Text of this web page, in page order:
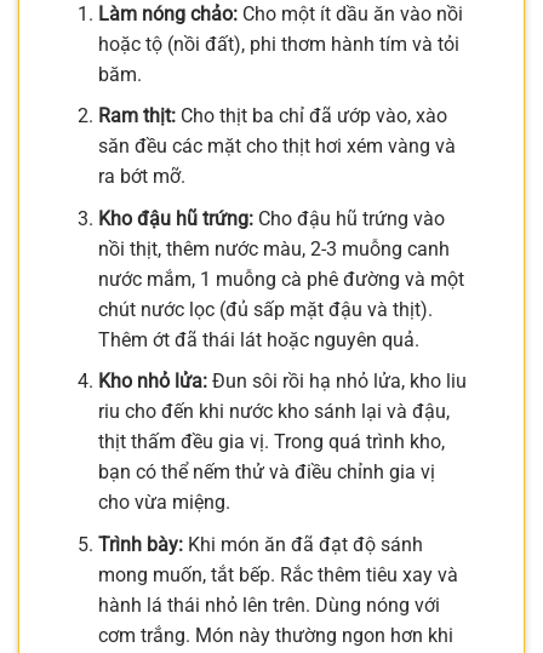
Làm nóng chảo:Cho một ít dầu ăn vào nồi
hoặc tộ (nồi đất), phi thơm hành tím và tỏi
băm.
Ram thịt:Cho thịt ba chỉ đã ướp vào, xào
săn đều các mặt cho thịt hơi xém vàng và
ra bớt mỡ.
Kho đậu hũ trứng:Cho đậu hũ trứng vào
nồi thịt, thêm nước màu, 2-3 muỗng canh
nước mắm, 1 muỗng cà phê đường và một
chút nước lọc (đủ sấp mặt đậu và thịt).
Thêm ớt đã thái lát hoặc nguyên quả.
Kho nhỏ lửa:Đun sôi rồi hạ nhỏ lửa, kho liu
riu cho đến khi nước kho sánh lại và đậu,
thịt thấm đều gia vị. Trong quá trình kho,
bạn có thể nếm thử và điều chỉnh gia vị
cho vừa miệng.
Trình bày:Khi món ăn đã đạt độ sánh
mong muốn, tắt bếp. Rắc thêm tiêu xay và
hành lá thái nhỏ lên trên. Dùng nóng với
cơm trắng. Món này thường ngon hơn khi